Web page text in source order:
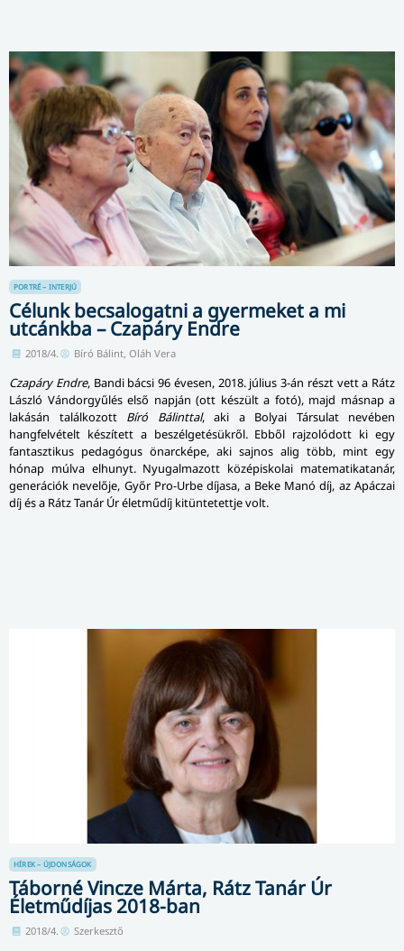
PORTRÉ – INTERJÚ
Célunk becsalogatni a gyermeket a mi
utcánkba – Czapáry Endre
2018/4. Bíró Bálint, Oláh Vera
Czapáry Endre, Bandi bácsi 96 évesen, 2018. július 3-án részt vett a Rátz
László Vándorgyűlés első napján (ott készült a fotó), majd másnap a
lakásán találkozott Bíró Bálinttal, aki a Bolyai Társulat nevében
hangfelvételt készített a beszélgetésükről. Ebből rajzolódott ki egy
fantasztikus pedagógus önarcképe, aki sajnos alig több, mint egy
hónap múlva elhunyt. Nyugalmazott középiskolai matematikatanár,
generációk nevelője, Győr Pro-Urbe díjasa, a Beke Manó díj, az Apáczai
díj és a Rátz Tanár Úr életműdíj kitüntetettje volt.
HÍREK – ÚJDONSÁGOK
Táborné Vincze Márta, Rátz Tanár Úr
Életműdíjas 2018-ban
2018/4. Szerkesztő